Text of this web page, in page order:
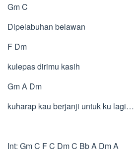
Gm C
Dipelabuhan belawan
F Dm
kulepas dirimu kasih
Gm A Dm
kuharap kau berjanji untuk ku lagi…
Int: Gm C F C Dm C Bb A Dm A